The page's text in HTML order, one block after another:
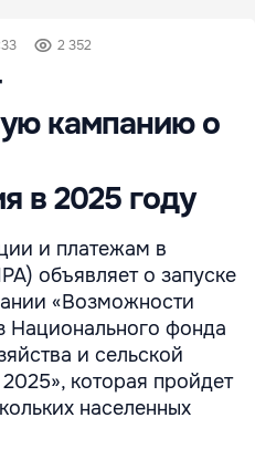
2 352
кампанию о
в 2025 году
и платежам в
объявляет о запуске
«Возможности
Национального фонда
и сельской
которая пройдет
населенных